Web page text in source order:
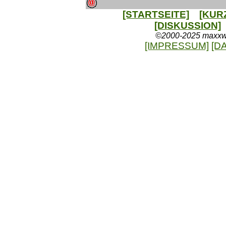
[STARTSEITE]
[DISKUSSION]
©2000-2025
[IMPRESSUM]